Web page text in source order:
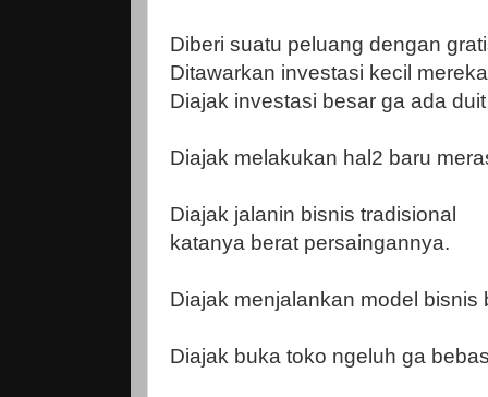
Diberi suatu peluang dengan
Ditawarkan investasi kecil
Diajak investasi besar ga ada
Diajak melakukan hal2 baru
Diajak jalanin bisnis tradisional
katanya berat persaingannya.
Diajak menjalankan model
Diajak buka toko ngeluh ga